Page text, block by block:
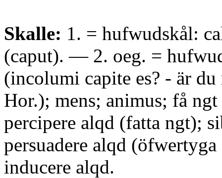
Skalle: 1. = hufwudskål:
(caput). — 2. oeg. =
(incolumi capite es? - är
Hor.); mens; animus; få
percipere alqd (fatta ngt);
persuadere alqd
inducere alqd.